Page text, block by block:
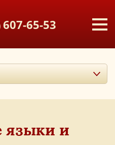
607-65-53
и
языки и